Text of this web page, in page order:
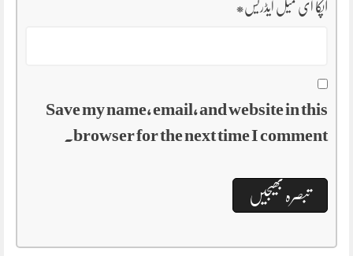
آپکا ای میل ایڈریس*
Save my name, email, and website in this
browser for the next time I comment.